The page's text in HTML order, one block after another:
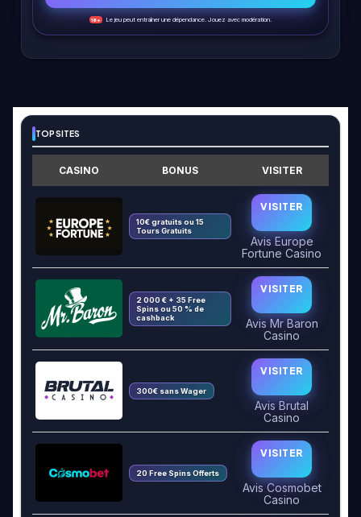
18+ Le jeu peut entraîner une dépendance. Jouez avec modération.
TOP SITES
CASINO BONUS VISITER
10€ gratuits ou 15
Tours Gratuits
VISITER
Avis Europe
Fortune Casino
2 000 € + 35 Free
Spins ou 50 % de
cashback
VISITER
Avis Mr Baron
Casino
300€ sans Wager
VISITER
Avis Brutal
Casino
20 Free Spins Offerts
VISITER
Avis Cosmobet
Casino